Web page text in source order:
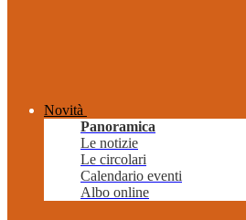
Novità
Panoramica
Le notizie
Le circolari
Calendario eventi
Albo online